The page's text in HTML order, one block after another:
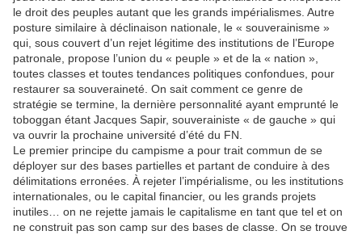
le droit des peuples autant que les grands impérialismes. Autre
posture similaire à déclinaison nationale, le « souverainisme »
qui, sous couvert d’un rejet légitime des institutions de l’Europe
patronale, propose l’union du « peuple » et de la « nation »,
toutes classes et toutes tendances politiques confondues, pour
restaurer sa souveraineté. On sait comment ce genre de
stratégie se termine, la dernière personnalité ayant emprunté le
toboggan étant Jacques Sapir, souverainiste « de gauche » qui
va ouvrir la prochaine université d’été du FN.
Le premier principe du campisme a pour trait commun de se
déployer sur des bases partielles et partant de conduire à des
délimitations erronées. À rejeter l’impérialisme, ou les institutions
internationales, ou le capital financier, ou les grands projets
inutiles… on ne rejette jamais le capitalisme en tant que tel et on
ne construit pas son camp sur des bases de classe. On se trouve